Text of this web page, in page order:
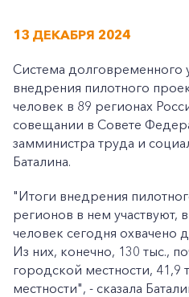
13 ДЕКАБРЯ 2024
Система долговременного
внедрения пилотного
человек в 89 регионах
совещании в Совете
замминистра труда и
Баталина.
"Итоги внедрения
регионов в нем участвуют,
человек сегодня
Из них, конечно, 130 тыс.,
городской местности, 41,9
местности", - сказала